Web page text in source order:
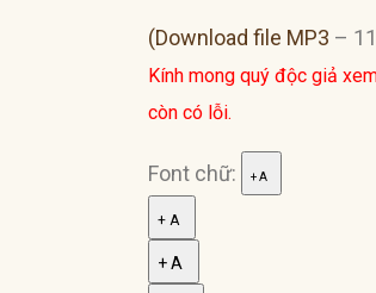
(Download file MP3 –
Kính mong quý độc giả
còn có lỗi.
Font chữ: + A
+ A
+ A